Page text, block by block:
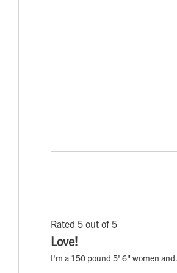
Rated 5 out of 5
Love!
I'm a 150 pound 5' 6" women